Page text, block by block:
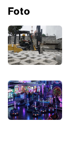
Foto